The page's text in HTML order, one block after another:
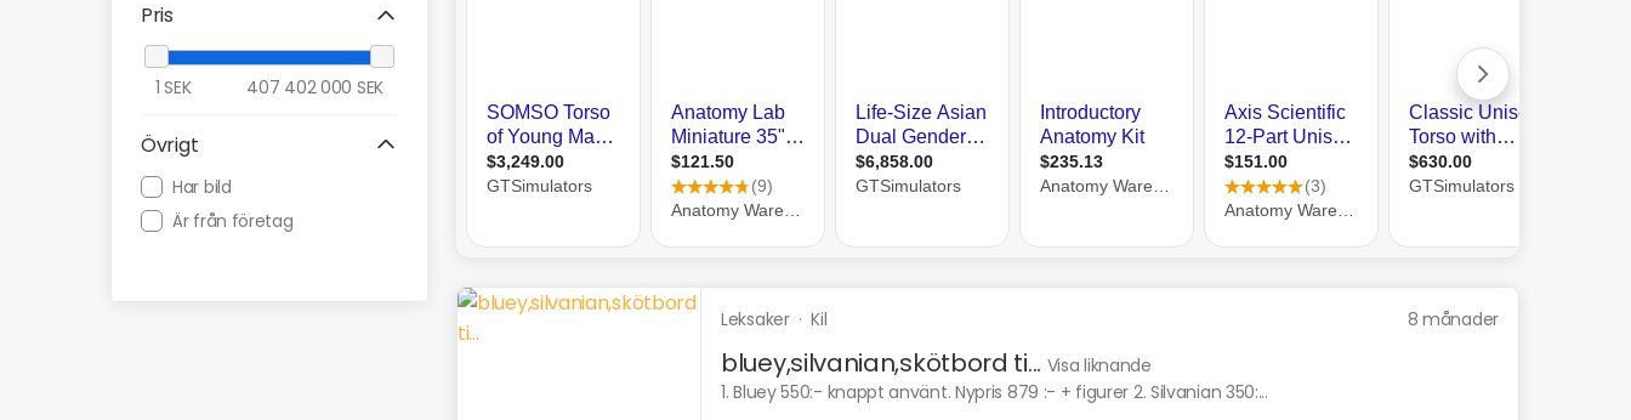
Pris
1 SEK 407 402 000 SEK
Övrigt
Har bild
Är från företag
Leksaker·Kil 8 månader
bluey,silvanian,skötbord ti... Visa liknande
1. Bluey 550:- knappt använt. Nypris 879 :- + figurer 2. Silvanian 350:...